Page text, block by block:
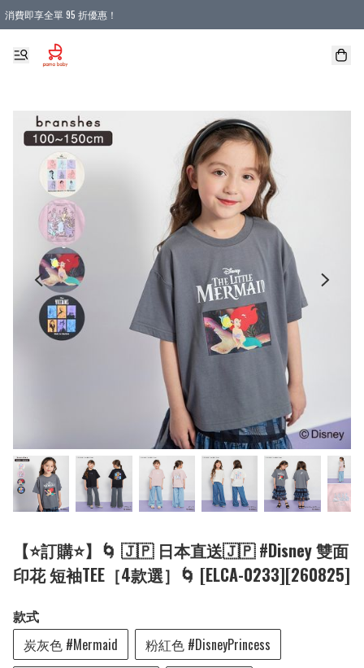
消費即享全單 95 折優惠！
購物滿 HKD 900.00即享免運費優惠！（適用於 本地送貨、本地取貨 )
【⭐訂購⭐】🌀 🇯🇵 日本直送🇯🇵 #Disney 雙面
印花 短袖TEE［4款選］🌀 [ELCA-0233][260825]
款式
炭灰色 #Mermaid
粉紅色 #DisneyPrincess